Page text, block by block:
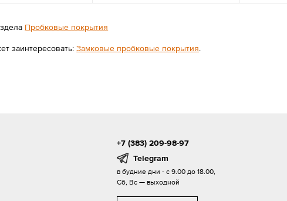
Пробковые покрытия
заинтересовать:Замковые пробковые покрытия.
+7 (383) 209-98-97
Telegram
в будние дни - с 9.00 до 18.00,
Сб, Вс — выходной